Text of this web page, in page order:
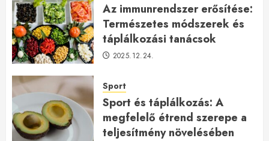
Az immunrendszer erősítése:
Természetes módszerek és
táplálkozási tanácsok
2025.12.24.
Sport
Sport és táplálkozás: A
megfelelő étrend szerepe a
teljesítmény növelésében